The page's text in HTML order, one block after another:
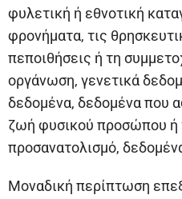
φυλετική ή εθνοτική
φρονήματα, τις
πεποιθήσεις ή τη
οργάνωση, γενετικά
δεδομένα, δεδομένα που
ζωή φυσικού προσώπου ή
προσανατολισμό,
Μοναδική περίπτωση